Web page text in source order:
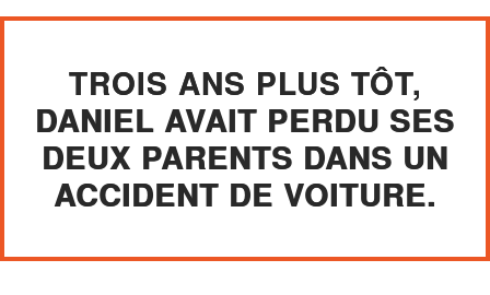
TROIS ANS PLUS TÔT,
DANIEL AVAIT PERDU SES
DEUX PARENTS DANS UN
ACCIDENT DE VOITURE.